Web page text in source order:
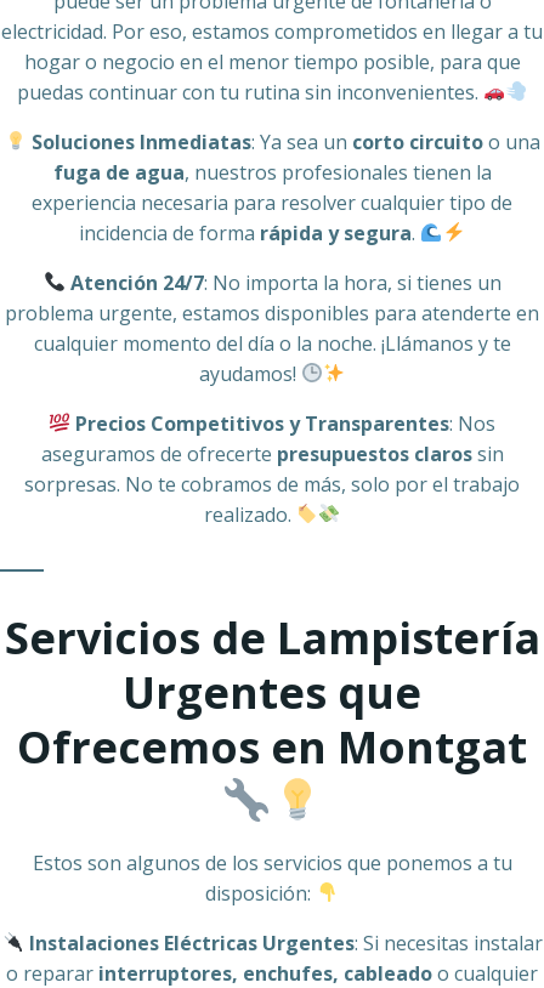
electricidad. Por eso, estamos comprometidos en llegar a tu
hogar o negocio en el menor tiempo posible, para que
puedas continuar con tu rutina sin inconvenientes.
Soluciones Inmediatas: Ya sea un corto circuitoo una
fuga de agua, nuestros profesionales tienen la
experiencia necesaria para resolver cualquier tipo de
incidencia de forma rápida y segura.
Atención 24/7: No importa la hora, si tienes un
problema urgente, estamos disponibles para atenderte en
cualquier momento del día o la noche. ¡Llámanos y te
ayudamos!
Precios Competitivos y Transparentes: Nos
aseguramos de ofrecerte presupuestos clarossin
sorpresas. No te cobramos de más, solo por el trabajo
realizado.
Servicios de Lampistería
Urgentes que
Ofrecemos en Montgat
Estos son algunos de los servicios que ponemos a tu
disposición:
Instalaciones Eléctricas Urgentes: Si necesitas instalar
o reparar interruptores, enchufes, cableadoo cualquier